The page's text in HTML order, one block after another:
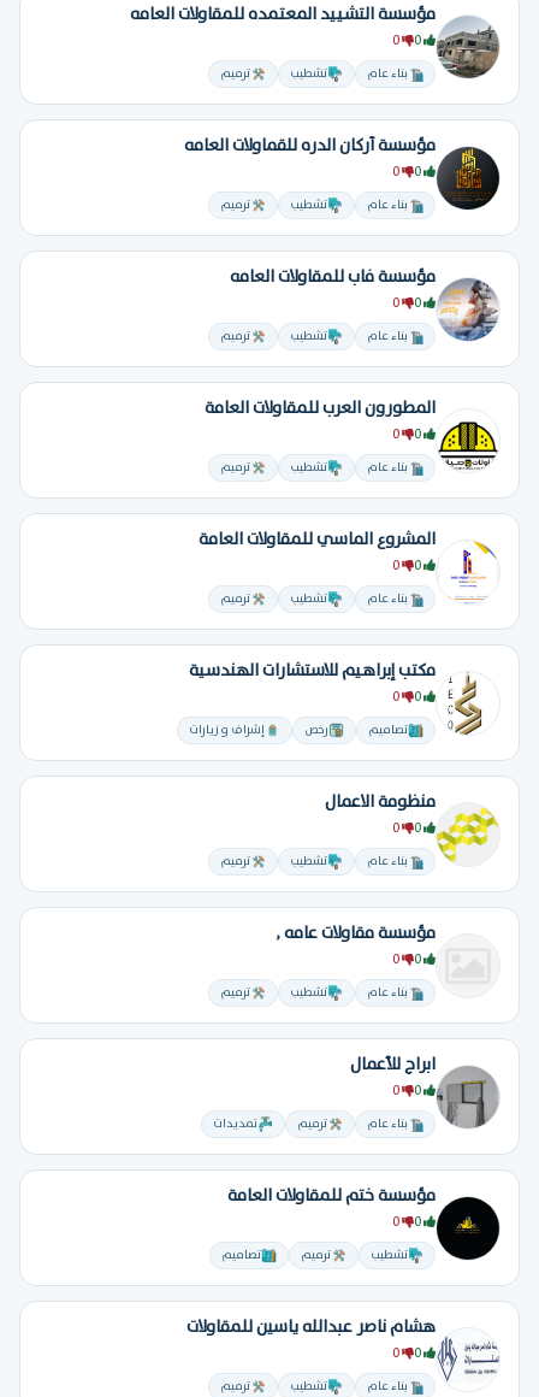
مؤسسة التشييد المعتمده للمقاولات العامه
بناء عام تشطيب ترميم
مؤسسة أركان الدره للقماولات العامه
بناء عام تشطيب ترميم
مؤسسة فاب للمقاولات العامه
بناء عام تشطيب ترميم
المطورون العرب للمقاولات العامة
بناء عام تشطيب ترميم
المشروع الماسي للمقاولات العامة
بناء عام تشطيب ترميم
مكتب إبراهيم للاستشارات الهندسية
تصاميم رخص إشراف و زيارات
منظومة الاعمال
بناء عام تشطيب ترميم
مؤسسة مقاولات عامه ,
بناء عام تشطيب ترميم
ابراج للأعمال
بناء عام ترميم تمديدات
مؤسسة ختم للمقاولات العامة
تشطيب ترميم تصاميم
هشام ناصر عبدالله ياسين للمقاولات
بناء عام تشطيب ترميم